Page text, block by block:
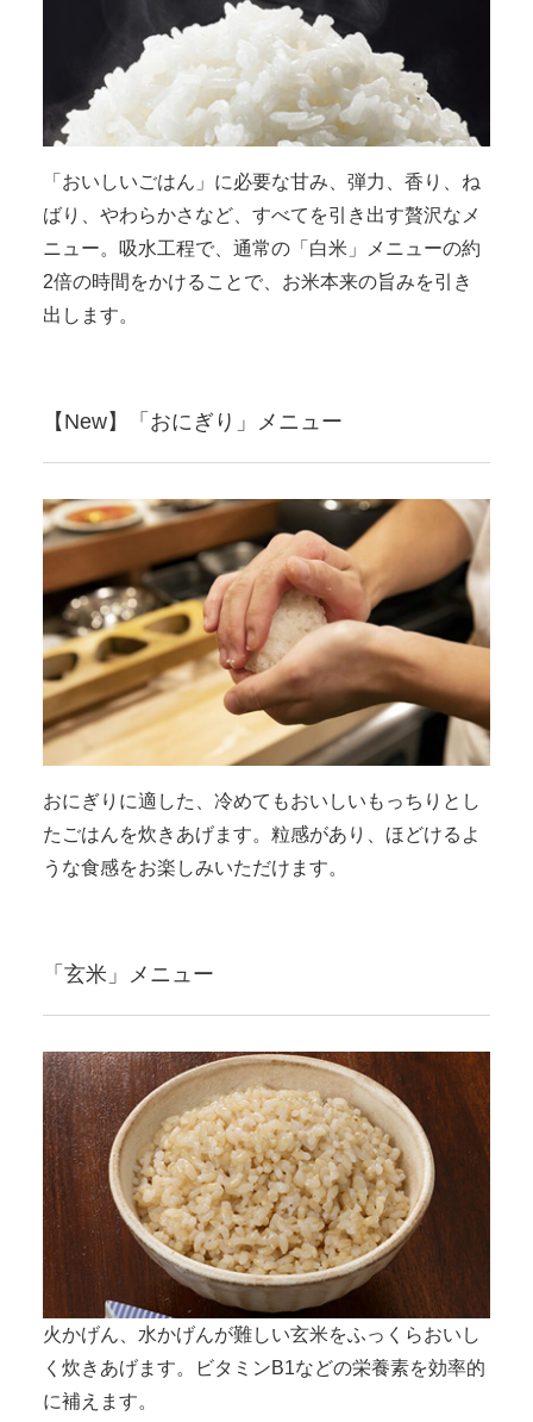
「おいしいごはん」に必要な甘み、弾力、香り、ね
ばり、やわらかさなど、すべてを引き出す贅沢なメ
ニュー。吸水工程で、通常の「白米」メニューの約
2倍の時間をかけることで、お米本来の旨みを引き
出します。
【New】「おにぎり」メニュー
おにぎりに適した、冷めてもおいしいもっちりとし
たごはんを炊きあげます。粒感があり、ほどけるよ
うな食感をお楽しみいただけます。
「玄米」メニュー
火かげん、水かげんが難しい玄米をふっくらおいし
く炊きあげます。ビタミンB1などの栄養素を効率的
に補えます。